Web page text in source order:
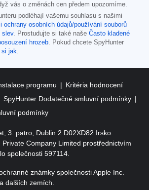
vás o změnách cen předem upozorníme.
podléhají vašemu souhlasu s našimi
ochrany osobních údajů/používání souborů
slev. Prostudujte si také naše Často kladené
hrozeb. Pokud chcete SpyHunter
si jak.
programu
Kritéria hodnocení
SpyHunter Dodatečné smluvní podmínky
podmínky
3. patro, Dublin 2 D02XD82 Irsko.
Private Company Limited prostřednictvím
společnosti 597114.
známky společnosti Apple Inc.
dalších zemích.